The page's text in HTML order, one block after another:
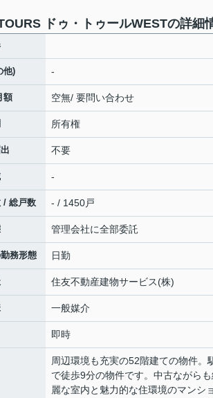
ドゥ・トゥールWESTの詳細
他) -
額 空無/ 要問い合わせ
所有権
不要
-
/ 総戸数 - / 1450戸
管理会社に全部委託
務形態 日勤
住友不動産建物サービス(株)
一般媒介
即時
周辺環境も充実の52階建ての物件。
で徒歩9分の物件です。中古ながら
麗な室内と魅力的な住環境のマンシ